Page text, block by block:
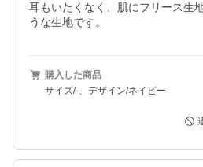
耳もいたくなく、肌にフリース生
うな生地です。
購入した商品
サイズ/-、デザイン/ネイビー